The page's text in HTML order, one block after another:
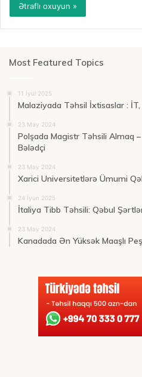
Ətraflı oxuyun »
Most Featured Topics
11 İyul 2025
Malaziyada Təhsil İxtisaslar :
23 May 2024
Polşada Magistr Təhsili Almaq
Bələdçi
23 May 2024
Xarici Universitetlərə Ümumi
24 İyun 2025
İtaliya Tibb Təhsili: Qəbul
23 May 2024
Kanadada Ən Yüksək Maaşlı